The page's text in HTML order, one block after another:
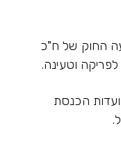
החוק של ח"כ
וטעינה.
הכנסת